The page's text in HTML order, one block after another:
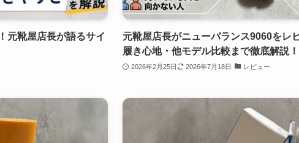
元靴屋店長が語るサイ
元靴屋店長がニューバランス9060をレ
履き心地・他モデル比較まで徹底解説！
2026年2月25日 2026年7月18日 レビュー